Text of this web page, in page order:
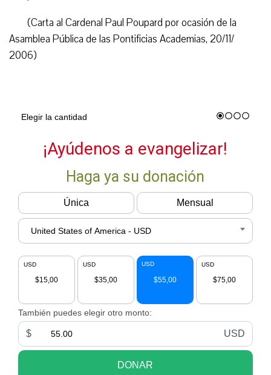
(Carta al Cardenal Paul Poupard por ocasión de la
Asamblea Pública de las Pontificias Academias, 20/11/
2006)